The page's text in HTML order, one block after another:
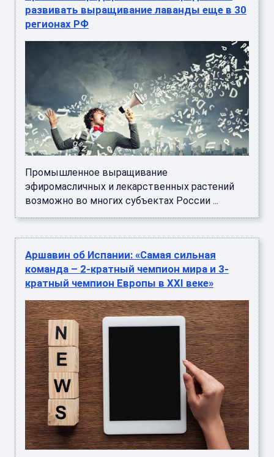
развивать выращивание лаванды еще в 30
регионах РФ
Промышленное выращивание
эфиромасличных и лекарственных растений
возможно во многих субъектах России ...
Аршавин об Испании: «Самая сильная
команда – 2-кратный чемпион мира и 3-
кратный чемпион Европы в XXI веке»